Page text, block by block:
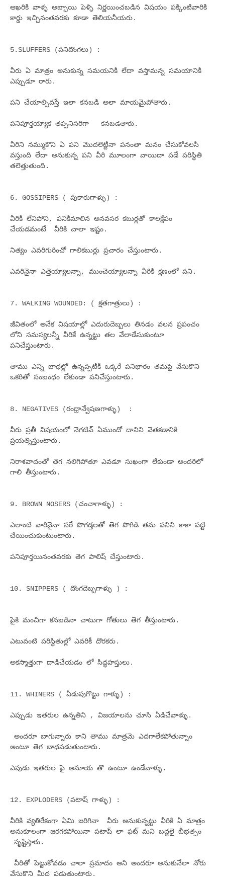
ఆఖరికి వాళ్ళ అబ్బాయి పెళ్ళి నిర్ణయించబడిన విషయం పక్కింటివారికి
కార్డు ఇచ్చినంతవరకు కూడా తెలియనీయరు.
5.SLUFFERS (పనిదొంగలు) :
వీరు ఏ మాత్రం అనుకున్న సమయనికి లేదా వస్తామన్న సమయానికి
ఎప్పుడూ రారు.
పని చేయాల్సివస్తే ఇలా కనబడి అలా మాయమైపోతారు.
పనిపూర్తయ్యాక తప్పనిసరిగా కనబడతారు.
వీరిని నమ్ముకొని ఏ పని మొదలెట్టినా పనంతా మనం చేసుకోవలసి
వస్తుంది లేదా అనుకున్న పని వీరి మూలంగా వాయిదా పడే పరిస్థితి
తలెత్తుతుంది.
6. GOSSIPERS ( పుకారుగాళ్ళు) :
వీరికి లేనిపోని, పనికిమాలిన అనవసర కబుర్లతో కాలక్షేపం
చేయడమంటే వీరికి చాలా ఇష్టం.
నిత్యం ఎవరిగురించో గాలికబుర్లు ప్రచారం చేస్తుంటారు.
ఎవరినైనా ఎత్తెయ్యాలన్నా, ముంచెయ్యాలన్నా వీరికి క్షణంలో పని.
7. WALKING WOUNDED: ( క్షతగాత్రులు) :
జీవితంలో అనేక విషయాల్లో ఎదురుదెబ్బలు తినడం వలన ప్రపంచం
లోని సమస్యలన్నీ వీరికే ఉన్నట్టు తల వేలాడేసుకుంటూ
పనిచేస్తుంటారు.
తాము ఎన్ని బాధల్లో ఉన్నప్పటికీ ఒక్కరే పనిభారం తమపై వేసుకొని
ఒకరితో సంబంధం లేకుండా పనిచేస్తుంటారు.
8. NEGATIVES (రంధ్రాన్వేషణగాళ్ళు) :
వీరు ప్రతీ విషయంలో నెగటివ్ ఏముందో దానిని వెతకడానికి
ప్రయత్నిస్తుంటారు.
నిరాశవాదంతో తెగ నలిగిపోతూ ఎవడూ సుఖంగా లేకుండా అందరిలో
గాలి తీస్తుంటారు.
9. BROWN NOSERS (చంచాగాళ్ళు) :
ఎలాంటి వారినైనా సరే పొగడ్తలతో తెగ పొగిడి తమ పనిని కాకా పట్టి
చేయించుకుంటుంటారు.
పనిపూర్తయినంతవరకు తెగ పాలిష్ చేస్తుంటారు.
10. SNIPPERS ( దొంగదెబ్బగాళ్ళు ) :
పైకి మంచిగా కనబడినా చాటుగా గోతులు తెగ తీస్తుంటారు.
ఎటువంటి పరిస్థితుల్లో ఎవరికీ దొరకరు.
అకస్మాత్తుగా దాడిచేయడం లో సిద్ధహస్తులు.
11. WHINERS ( ఏడుపుగొట్టు గాళ్ళు) :
ఎప్పుడు ఇతరుల ఉన్నతిని , విజయాలను చూసి ఏడిచేవాళ్ళు.
అందరూ బాగున్నారు కాని తాము మాత్రమె ఎదగాలేకపోతున్నాం
అంటూ తెగ బాధపడుతుంటారు.
ఎపుడు ఇతరుల పై అసూయ తొ ఉంటూ ఉండేవాళ్ళు.
12. EXPLODERS (పటాష్ గాళ్ళు) :
వీరికి వ్యతిరేకంగా ఏమి జరిగినా వీరు అనుకున్నట్టు వీరికి ఏ మాత్రం
అనుకూలంగా జరగకపోయినా పటాష్ లా ఫట్ మని బద్దలై బీభత్సం
సృష్టిస్తారు.
వీరితో పెట్టుకోవడం చాలా ప్రమాదం అని అందరూ అనుకునేలా నోరు
వేసుకొని మీద పడుతుంటారు.